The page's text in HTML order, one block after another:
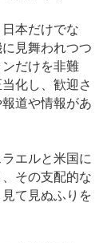
本だけでな
見舞われつつ
だけを非難
化し、歓迎さ
道や情報があ
エルと米国に
その支配的な
て見ぬふりを